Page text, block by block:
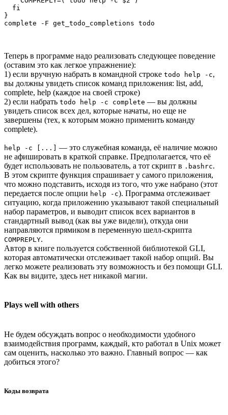
  fi
}
Теперь в программе надо реализовать следующее поведение
(оставим это как легкое упражнение):
1) если вручную набрать в командной строке todo help -c,
вы должны увидеть список команд приложения: list, add,
complete, help (каждое на своей строке)
2) если набрать todo help -c complete — вы должны
увидеть список всех дел, которые начаты, но еще не
завершены (тех, к которым можно применить команду
complete).
help -c [...]
— это служебная команда, её наличие можно
не афишировать в краткой справке. Предполагается, что её
будет использовать не пользователь, а тот скрипт в .bashrc.
В этом скрипте функция спрашивает у самого приложения,
что можно подставить, исходя из того, что уже набрано (этот
передается после опции help -с). Программа отслеживает
ситуацию, когда приложению указывают такой специальный
набор параметров, и выводит список всех вариантов в
стандартный вывод (как вы уже видели), откуда они
направляются прямиком в переменную шелл-скрипта
COMPREPLY.
Автор в книге пользуется собственной библиотекой GLI,
которая автоматически отслеживает такой набор опций. Вы
легко можете реализовать эту возможность и без помощи GLI.
Как вы видите, здесь нет никакой магии.
Plays well with others
Не будем обсуждать вопрос о необходимости удобного
взаимодействия программ, каждый, кто работал в Unix может
сам оценить, насколько это важно. Главный вопрос — как
добиться этого?
Коды возврата